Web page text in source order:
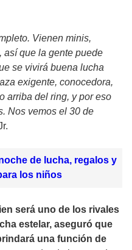
Vienen minis,
así que la gente puede
se vivirá buena lucha
exigente, conocedora,
arriba del ring, y por eso
Nos vemos el 30 de
de lucha, regalos y
los niños
será uno de los rivales
estelar, aseguró que
una función de